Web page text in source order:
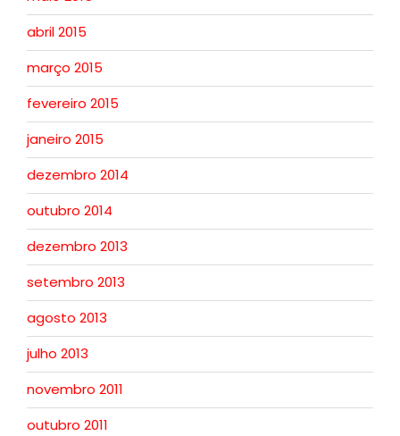
abril 2015
março 2015
fevereiro 2015
janeiro 2015
dezembro 2014
outubro 2014
dezembro 2013
setembro 2013
agosto 2013
julho 2013
novembro 2011
outubro 2011